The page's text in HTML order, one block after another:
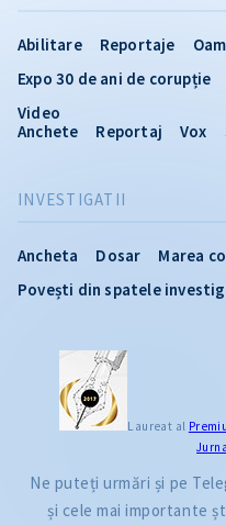
INVESTIGATII
Ancheta Dosar
Marea
Povești din spatele
Abilitare Reportaje
Expo 30 de ani de corupție
Video
Anchete
Reportaj Vox
Laureat al
Ne puteți urmări și pe
și cele mai importante